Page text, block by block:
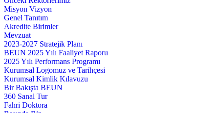
Misyon Vizyon
Genel Tanıtım
Akredite Birimler
Mevzuat
2023-2027 Stratejik Planı
BEUN 2025 Yılı Faaliyet Raporu
2025 Yılı Performans Programı
Kurumsal Logomuz ve Tarihçesi
Kurumsal Kimlik Kılavuzu
Bir Bakışta BEUN
360 Sanal Tur
Fahri Doktora